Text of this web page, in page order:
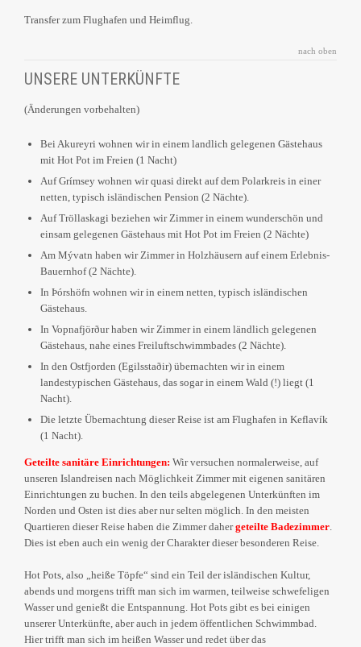
Transfer zum Flughafen und Heimflug.
nach oben
UNSERE UNTERKÜNFTE
(Änderungen vorbehalten)
Bei Akureyri wohnen wir in einem landlich gelegenen Gästehaus
mit Hot Pot im Freien (1 Nacht)
Auf Grímsey wohnen wir quasi direkt auf dem Polarkreis in einer
netten, typisch isländischen Pension (2 Nächte).
Auf Tröllaskagi beziehen wir Zimmer in einem wunderschön und
einsam gelegenen Gästehaus mit Hot Pot im Freien (2 Nächte)
Am Mývatn haben wir Zimmer in Holzhäusern auf einem Erlebnis-
Bauernhof (2 Nächte).
In Þórshöfn wohnen wir in einem netten, typisch isländischen
Gästehaus.
In Vopnafjörður haben wir Zimmer in einem ländlich gelegenen
Gästehaus, nahe eines Freiluftschwimmbades (2 Nächte).
In den Ostfjorden (Egilsstaðir) übernachten wir in einem
landestypischen Gästehaus, das sogar in einem Wald (!) liegt (1
Nacht).
Die letzte Übernachtung dieser Reise ist am Flughafen in Keflavík
(1 Nacht).
Geteilte sanitäre Einrichtungen: Wir versuchen normalerweise, auf
unseren Islandreisen nach Möglichkeit Zimmer mit eigenen sanitären
Einrichtungen zu buchen. In den teils abgelegenen Unterkünften im
Norden und Osten ist dies aber nur selten möglich. In den meisten
Quartieren dieser Reise haben die Zimmer dahergeteilte Badezimmer
Dies ist eben auch ein wenig der Charakter dieser besonderen Reise.
Hot Pots, also „heiße Töpfe“ sind ein Teil der isländischen Kultur,
abends und morgens trifft man sich im warmen, teilweise schwefeligen
Wasser und genießt die Entspannung. Hot Pots gibt es bei einigen
unserer Unterkünfte, aber auch in jedem öffentlichen Schwimmbad.
Hier trifft man sich im heißen Wasser und redet über das